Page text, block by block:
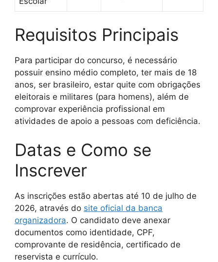
Requisitos Principais
Para participar do concurso, é necessário
possuir ensino médio completo, ter mais de 18
anos, ser brasileiro, estar quite com obrigações
eleitorais e militares (para homens), além de
comprovar experiência profissional em
atividades de apoio a pessoas com deficiência.
Datas e Como se
Inscrever
As inscrições estão abertas até 10 de julho de
2026, através do site oficial da banca
organizadora. O candidato deve anexar
documentos como identidade, CPF,
comprovante de residência, certificado de
reservista e currículo.